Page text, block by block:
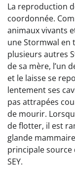
La reproduction
coordonnée.
animaux vivants
une Stormwal en
plusieurs autres
de sa mère, l’un
et le laisse se
lentement ses
pas attrapées
de mourir.
de flotter, il est
glande
principale source
SEY.